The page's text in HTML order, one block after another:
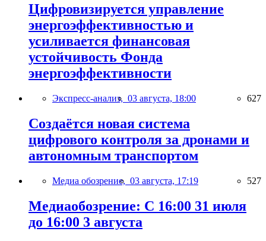
Цифровизируется управление
энергоэффективностью и
усиливается финансовая
устойчивость Фонда
энергоэффективности
Экспресс-анализ, 03 августа, 18:00 627
Создаётся новая система
цифрового контроля за дронами и
автономным транспортом
Медиа обозрение, 03 августа, 17:19 527
Медиаобозрение: С 16:00 31 июля
до 16:00 3 августа